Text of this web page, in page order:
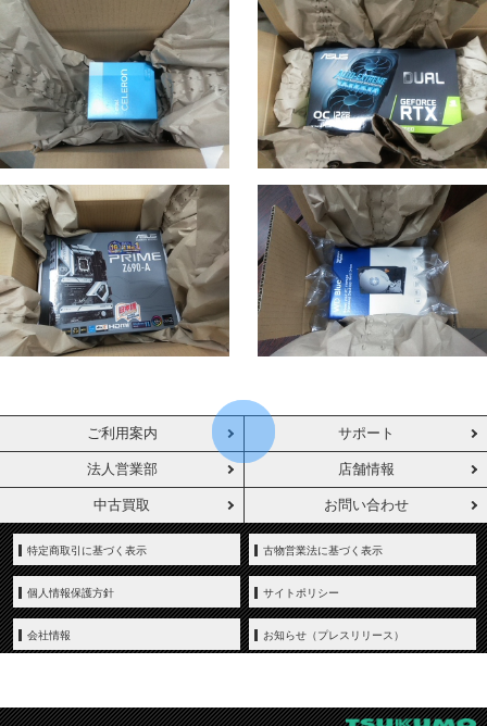
ご利用案内 サポート
法人営業部 店舗情報
中古買取 お問い合わせ
特定商取引に基づく表示 古物営業法に基づく表示
個人情報保護方針 サイトポリシー
会社情報 お知らせ（プレスリリース）